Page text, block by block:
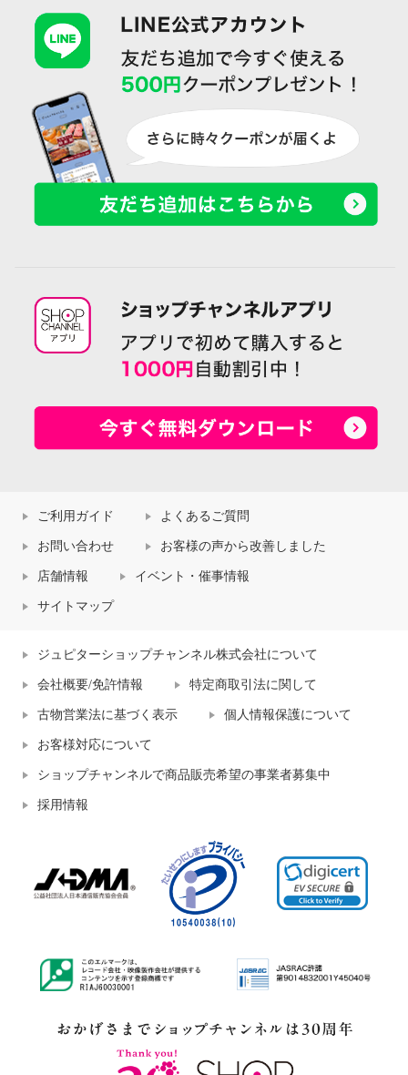
ご利用ガイド よくあるご質問
お問い合わせ お客様の声から改善しました
店舗情報 イベント・催事情報
サイトマップ
ジュピターショップチャンネル株式会社について
会社概要/免許情報 特定商取引法に関して
古物営業法に基づく表示 個人情報保護について
お客様対応について
ショップチャンネルで商品販売希望の事業者募集中
採用情報